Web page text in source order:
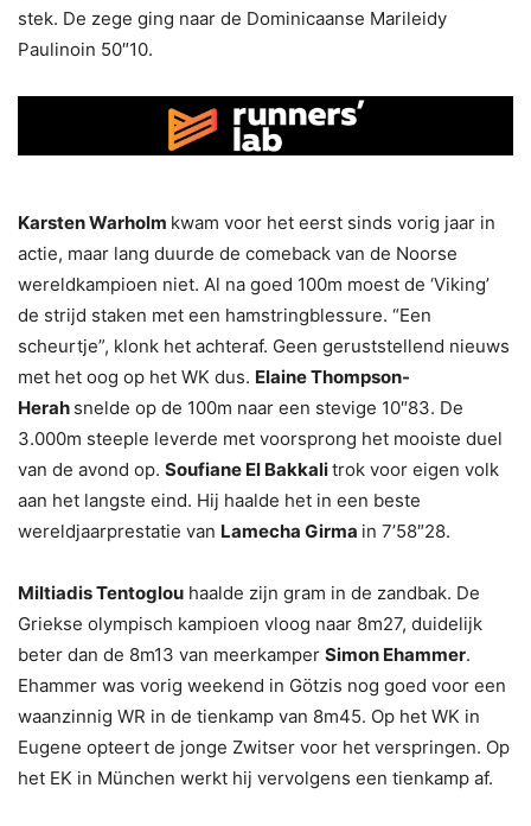
stek. De zege ging naar de Dominicaanse Marileidy
Paulinoin 50″10.
Karsten Warholm kwam voor het eerst sinds vorig jaar in
actie, maar lang duurde de comeback van de Noorse
wereldkampioen niet. Al na goed 100m moest de ‘Viking’
de strijd staken met een hamstringblessure. “Een
scheurtje”, klonk het achteraf. Geen geruststellend nieuws
met het oog op het WK dus. Elaine Thompson-
Herah snelde op de 100m naar een stevige 10″83. De
3.000m steeple leverde met voorsprong het mooiste duel
van de avond op. Soufiane El Bakkalitrok voor eigen volk
aan het langste eind. Hij haalde het in een beste
wereldjaarprestatie van Lamecha Girma in 7’58″28.
Miltiadis Tentoglou haalde zijn gram in de zandbak. De
Griekse olympisch kampioen vloog naar 8m27, duidelijk
beter dan de 8m13 van meerkamper Simon Ehammer.
Ehammer was vorig weekend in Götzis nog goed voor een
waanzinnig WR in de tienkamp van 8m45. Op het WK in
Eugene opteert de jonge Zwitser voor het verspringen. Op
het EK in München werkt hij vervolgens een tienkamp af.